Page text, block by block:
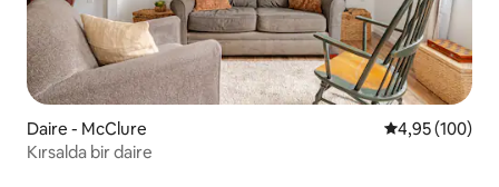
Daire - McClure 5 üzerinden
4,95 (100)
Kırsalda bir daire